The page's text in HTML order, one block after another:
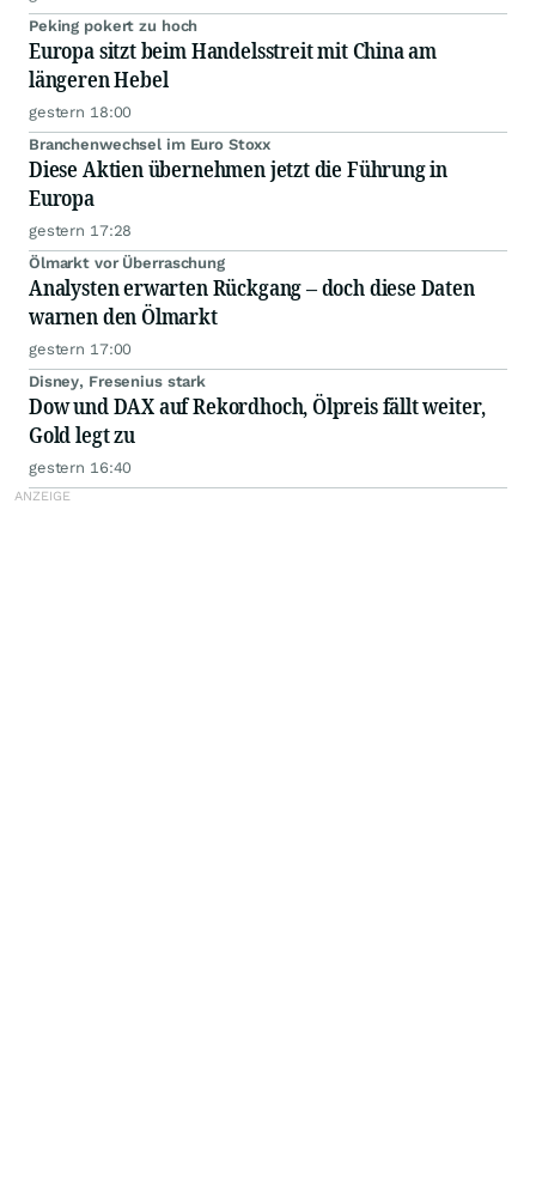
Peking pokert zu hoch
Europa sitzt beim Handelsstreit mit China am
längeren Hebel
gestern 18:00
Branchenwechsel im Euro Stoxx
Diese Aktien übernehmen jetzt die Führung in
Europa
gestern 17:28
Ölmarkt vor Überraschung
Analysten erwarten Rückgang – doch diese Daten
warnen den Ölmarkt
gestern 17:00
Disney, Fresenius stark
Dow und DAX auf Rekordhoch, Ölpreis fällt weiter,
Gold legt zu
gestern 16:40